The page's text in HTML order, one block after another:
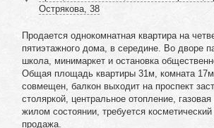
Острякова, 38
Продается однокомнатная квартира на
пятиэтажного дома, в середине. Во дворе
школа, минимаркет и остановка
Общая площадь квартиры 31м, комната
совмещен, балкон выходит на проспект
столяркой, центральное отопление,
жилом состоянии, требуется
продажа.